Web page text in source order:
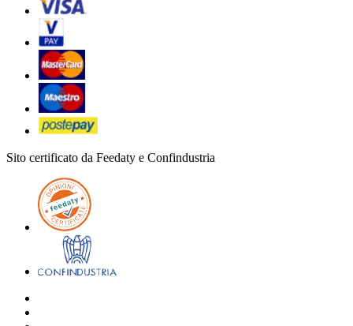
Sito certificato da Feedaty e Confindustria